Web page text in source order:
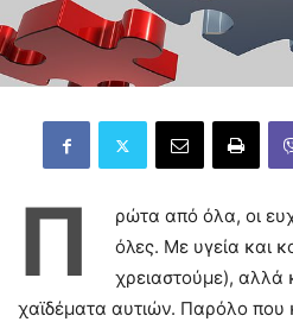
Π
ρώτα από όλα, οι
όλες. Με υγεία και
χρειαστούμε), αλλά
χαϊδέματα αυτιών. Παρόλο που